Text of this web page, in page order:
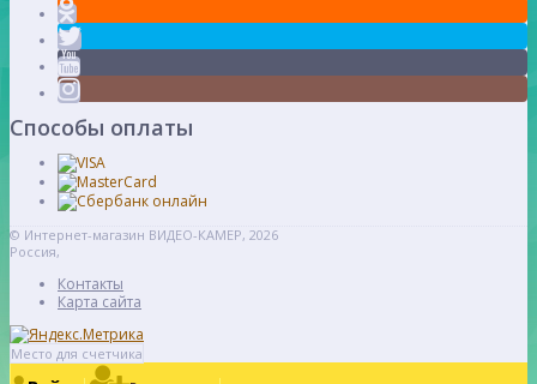
Способы оплаты
© Интернет-магазин ВИДЕО-КАМЕР, 2026
Россия,
Контакты
Карта сайта
Место для счетчика